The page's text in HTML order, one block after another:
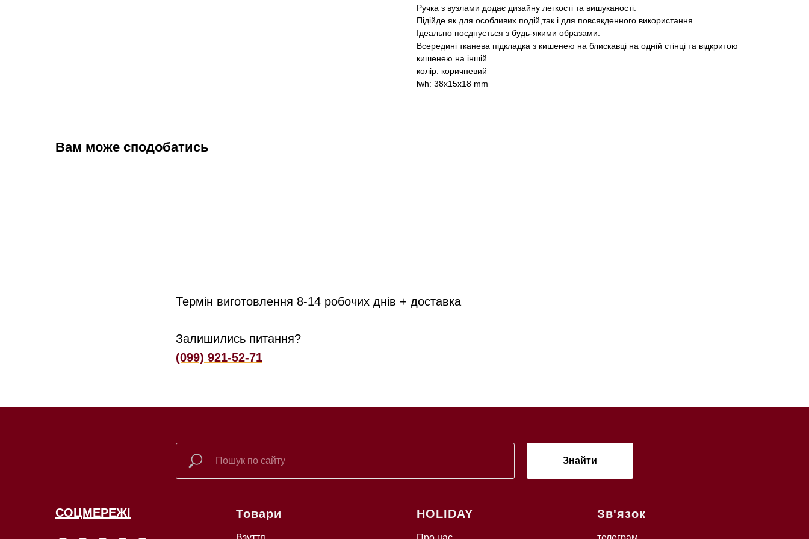
Ручка з вузлами додає дизайну легкості та вишуканості.
Підійде як для особливих подій,так і для повсякденного використання.
Ідеально поєднується з будь-якими образами.
Всередині тканева підкладка з кишенею на блискавці на одній стінці та відкритою
кишенею на іншій.
колір: коричневий
lwh: 38x15x18 mm
Вам може сподобатись
Термін виготовлення 8-14 робочих днів + доставка
Залишились питання?
(099) 921-52-71
Знайти
СОЦМЕРЕЖІ Товари HOLIDAY Зв'язок